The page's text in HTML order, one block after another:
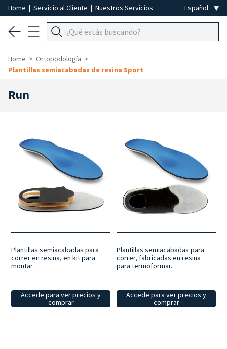
Home | Servicio al Cliente | Nuestros Servicios
Home
Ortopodología
Plantillas semiacabadas de resina Sport
Run
Plantillas semiacabadas para
correr en resina, en kit para
montar.
Accede para ver precios y
comprar
Plantillas semiacabadas para
correr, fabricadas en resina
para termoformar.
Accede para ver precios y
comprar